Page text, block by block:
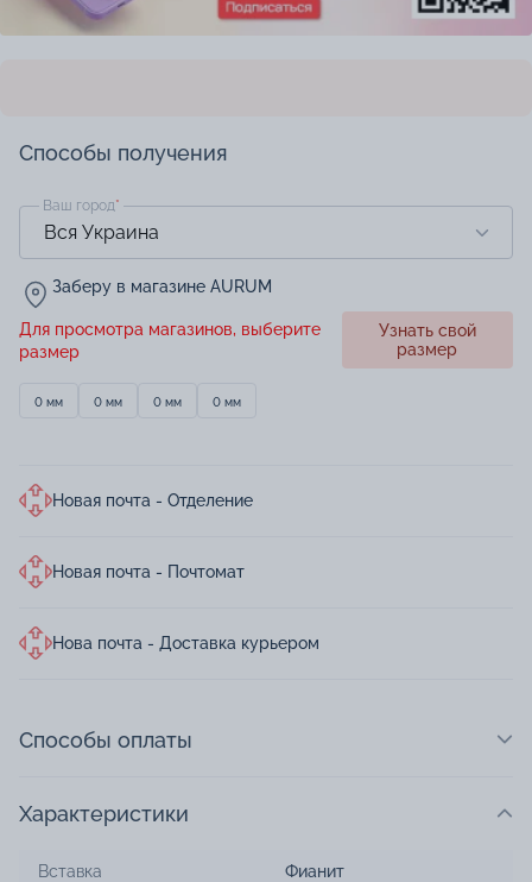
Способы получения
Ваш город*
Заберу в магазине AURUM
Для просмотра магазинов, выберите
размер
Узнать свой
размер
0 мм 0 мм 0 мм 0 мм
Новая почта - Отделение
Новая почта - Почтомат
Нова почта - Доставка курьером
Способы оплаты
Характеристики
Вставка Фианит